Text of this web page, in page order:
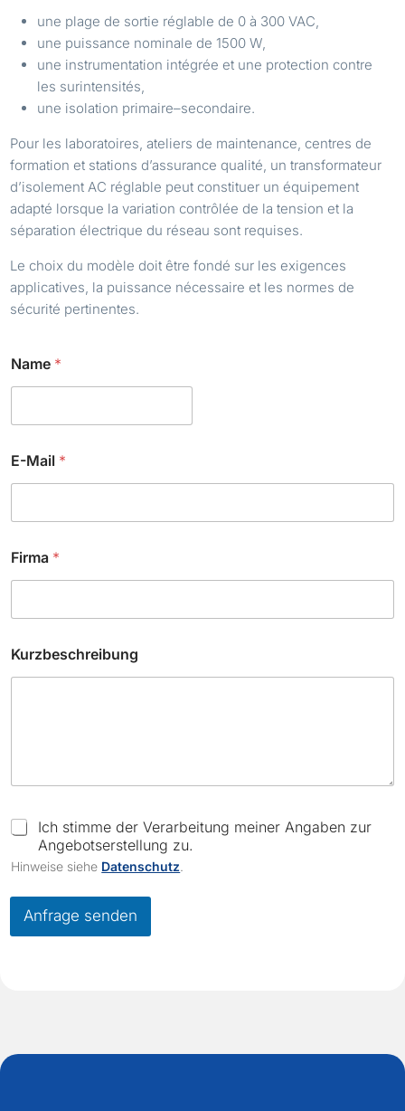
une plage de sortie réglable de 0 à 300 VAC,
une puissance nominale de 1500 W,
une instrumentation intégrée et une protection contre
les surintensités,
une isolation primaire–secondaire.
Pour les laboratoires, ateliers de maintenance, centres de
formation et stations d’assurance qualité, un transformateur
d’isolement AC réglable peut constituer un équipement
adapté lorsque la variation contrôlée de la tension et la
séparation électrique du réseau sont requises.
Le choix du modèle doit être fondé sur les exigences
applicatives, la puissance nécessaire et les normes de
sécurité pertinentes.
Name *
E-Mail *
-
M
i
K
u
r
h
e
i
u
u
h
Firma *
Kurzbeschreibung
C
h
e
c
k
Ich stimme der Verarbeitung meiner Angaben zur
Angebotserstellung zu.
Hinweise siehe Datenschutz
Anfrage senden